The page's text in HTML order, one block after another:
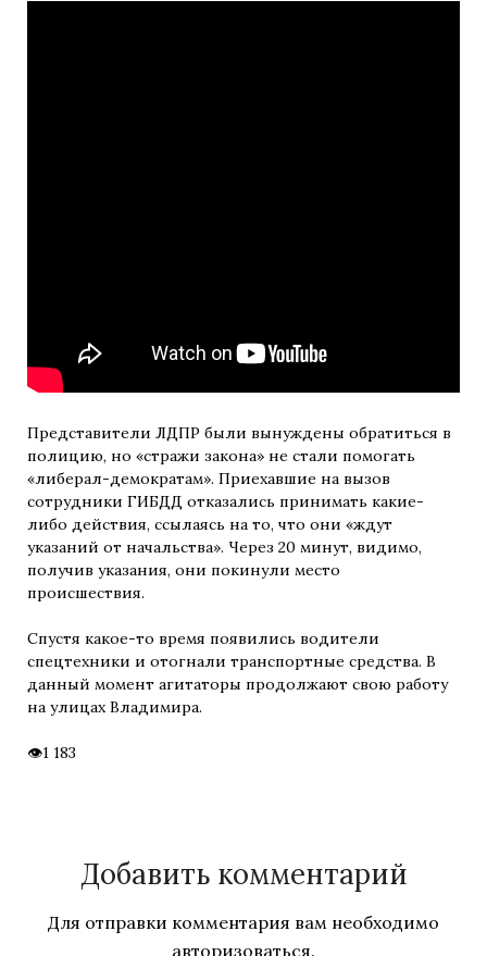
Представители ЛДПР были вынуждены обратиться в
полицию, но «стражи закона» не стали помогать
«либерал-демократам». Приехавшие на вызов
сотрудники ГИБДД отказались принимать какие-
либо действия, ссылаясь на то, что они «ждут
указаний от начальства». Через 20 минут, видимо,
получив указания, они покинули место
происшествия.
Спустя какое-то время появились водители
спецтехники и отогнали транспортные средства. В
данный момент агитаторы продолжают свою работу
на улицах Владимира.
1 183
Добавить комментарий
Для отправки комментария вам необходимо
авторизоваться.